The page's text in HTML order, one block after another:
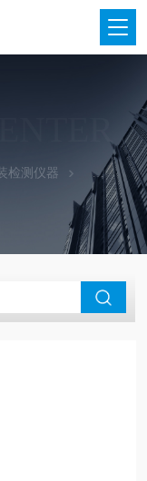
检测仪器 纸板挺度